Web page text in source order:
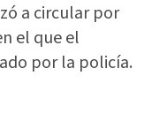
a circular por
el que el
por la policía.